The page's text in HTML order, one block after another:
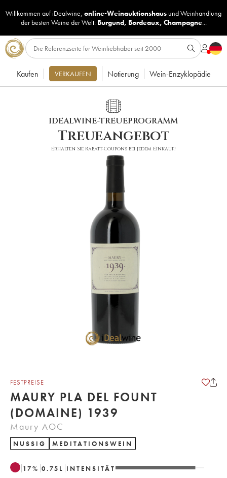
Willkommen auf iDealwine, online-Weinauktionshaus undWeinhandlung
der besten Weine der Welt: Burgund, Bordeaux, Champagne...
Kaufen VERKAUFEN Notierung Wein-Enzyklopädie
IDEALWINE-TREUEPROGRAMM
Treueangebot
Erhalten Sie Rabatt-Coupons bei jedem Einkauf!
FESTPREISE
MAURY PLA DEL FOUNT
(DOMAINE) 1939
Maury AOC
NUSSIG MEDITATIONSWEIN
17% 0.75 L INTENSITÄT